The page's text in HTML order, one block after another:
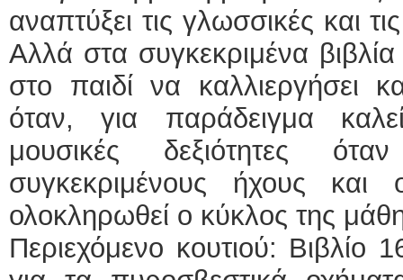
αναπτύξει τις γλωσσικές και
Αλλά στα συγκεκριμένα βιβλία
στο παιδί να καλλιεργήσει
όταν, για παράδειγμα
μουσικές δεξιότητες
συγκεκριμένους ήχους
ολοκληρωθεί ο κύκλος της
Περιεχόμενο κουτιού: Βιβλίο